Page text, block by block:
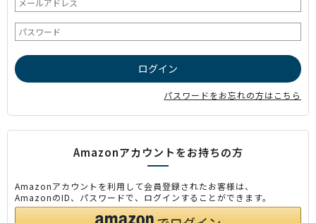
パスワードをお忘れの方はこちら
Amazonアカウントをお持ちの方
Amazonアカウントを利用して会員登録されたお客様は、
AmazonのID、パスワードで、ログインすることができます。